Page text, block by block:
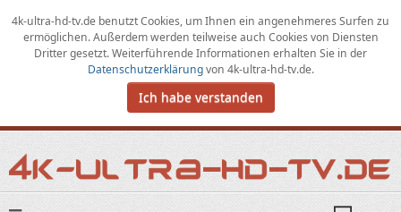
4k-ultra-hd-tv.de benutzt Cookies, umIhnen ein angenehmeres Surfen zu
ermöglichen.Außerdem werden teilweise auch Cookies von Diensten
Dritter gesetzt. Weiterführende Informationen erhalten Sie in der
Datenschutzerklärungvon 4k-ultra-hd-tv.de.
Ich habe verstanden